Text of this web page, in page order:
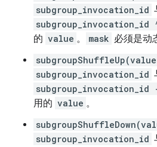
subgroup_invocation_id
subgroup_invocation_id
的 value 。 mask 必须是动
subgroup_invocation_id
用的 value 。
subgroup_invocation_id